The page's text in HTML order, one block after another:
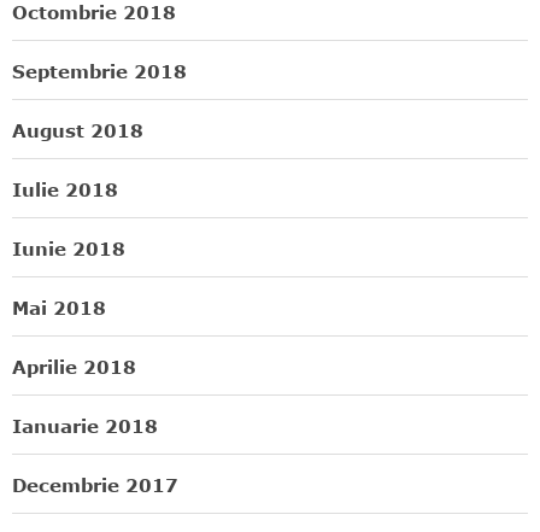
Octombrie 2018
Septembrie 2018
August 2018
Iulie 2018
Iunie 2018
Mai 2018
Aprilie 2018
Ianuarie 2018
Decembrie 2017